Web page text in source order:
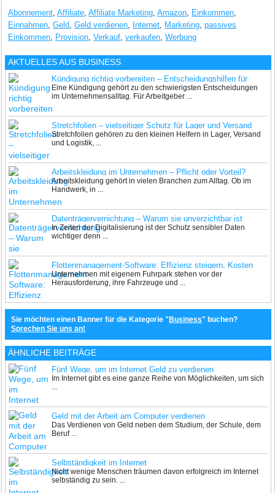
Abonnement,Affiliate,Affiliate Marketing,Amazon, Einkommen,
Einnahmen,Geld,Geld verdienen, Internet, Marketing,passives
Einkommen, Provision,Verkauf,verkaufen,Werbung
AKTUELLES AUS BUSINESS
Kündigung richtig vorbereiten – Entscheidungshilfen für
Arbeitgeber
Eine Kündigung gehört zu den schwierigsten Entscheidungen
im Unternehmensalltag. Für Arbeitgeber ...
Stretchfolien – vielseitiger Schutz für Lager und Versand
Stretchfolien gehören zu den kleinen Helfern in Lager, Versand
und Logistik, ...
Arbeitskleidung im Unternehmen – Pflicht oder Vorteil?
Arbeitskleidung gehört in vielen Branchen zum Alltag. Ob im
Handwerk, in ...
Datenträgervernichtung – Warum sie unverzichtbar ist
In Zeiten der Digitalisierung ist der Schutz sensibler Daten
wichtiger denn ...
Flottenmanagement-Software: Effizienz steigern, Kosten
senken und den Fuhrpark optimal steuern
Unternehmen mit eigenem Fuhrpark stehen vor der
Herausforderung, ihre Fahrzeuge und ...
Sie möchten einen Banner für die Kategorie " Business" buchen?
Sprechen Sie uns an!
ÄHNLICHE BEITRÄGE
Fünf Wege, um im Internet Geld zu verdienen
Im Internet gibt es eine ganze Reihe von Möglichkeiten, um sich
...
Geld mit der Arbeit am Computer verdienen
Das Verdienen von Geld neben dem Studium, der Schule, dem
Beruf ...
Selbständigkeit im Internet
Nicht wenige Menschen träumen davon erfolgreich im Internet
selbständig zu sein. ...